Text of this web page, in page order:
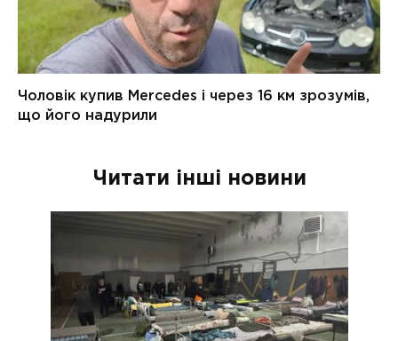
Читати інші новини